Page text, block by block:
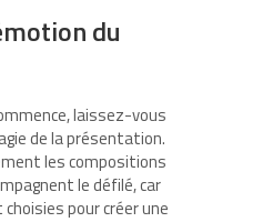
du
laissez-vous
de la présentation.
les compositions
le défilé, car
pour créer une